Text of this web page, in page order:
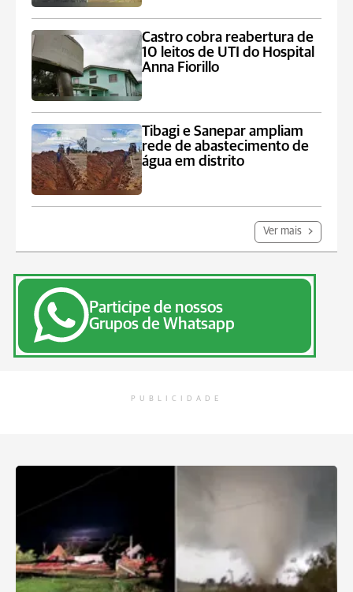
Castro cobra reabertura de
10 leitos de UTI do Hospital
Anna Fiorillo
Tibagi e Sanepar ampliam
rede de abastecimento de
água em distrito
Ver mais
Participe de nossos
Grupos de Whatsapp
PUBLICIDADE